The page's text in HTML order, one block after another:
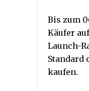
Bis zum
Käufer
Launch-
Standard
kaufen.